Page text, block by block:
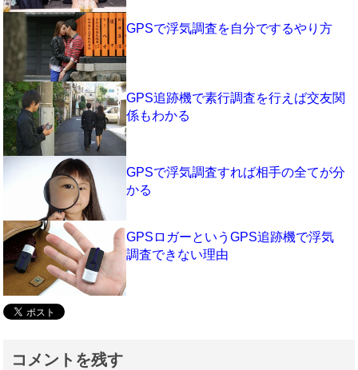
GPSで浮気調査を自分でするやり方
GPS追跡機で素行調査を行えば交友関
係もわかる
GPSで浮気調査すれば相手の全てが分
かる
GPSロガーというGPS追跡機で浮気
調査できない理由
コメントを残す